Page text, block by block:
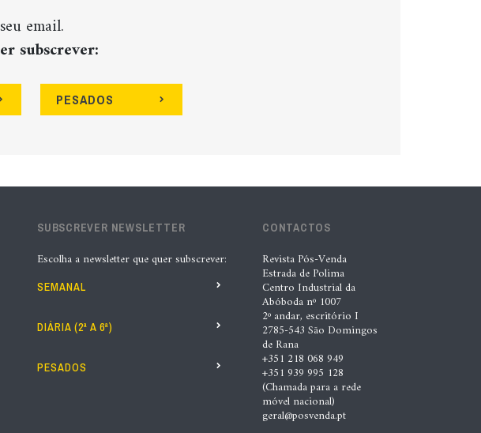
email.
subscrever:
PESADOS
SUBSCREVER NEWSLETTER
Escolha a newsletter que quer subscrever:
SEMANAL
DIÁRIA (2ª A 6ª)
PESADOS
CONTACTOS
Revista Pós-Venda
Estrada de Polima
Centro Industrial da
Abóboda nº 1007
2º andar, escritório I
2785-543 São Domingos
de Rana
+351 218 068 949
+351 939 995 128
(Chamada para a rede
móvel nacional)
geral@posvenda.pt